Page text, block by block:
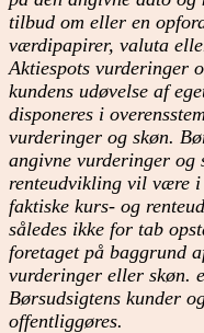
tilbud om eller en
værdipapirer, valuta
Aktiespots vurderinger
kundens udøvelse af
disponeres i
vurderinger og skøn.
angivne vurderinger og
renteudvikling vil være i
faktiske kurs- og
således ikke for tab
foretaget på baggrund
vurderinger eller skøn.
Børsudsigtens kunder
offentliggøres.